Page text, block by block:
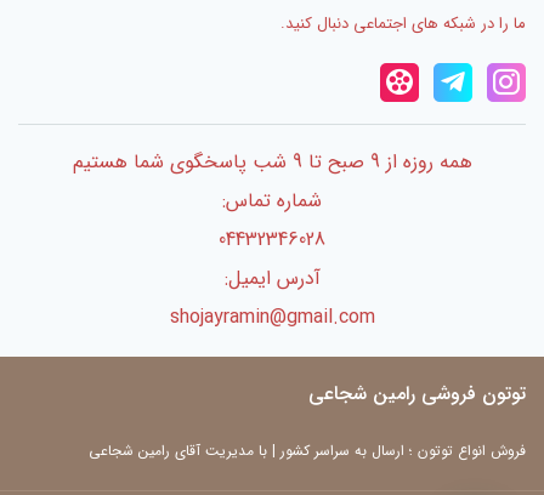
ما را در شبکه های اجتماعی دنبال کنید.
همه روزه از 9 صبح تا 9 شب پاسخگوی شما هستیم
شماره تماس:
04432346028
آدرس ایمیل:
shojayramin@gmail.com
توتون فروشی رامین شجاعی
فروش انواع توتون ؛ ارسال به سراسر کشور | با مدیریت آقای رامین شجاعی